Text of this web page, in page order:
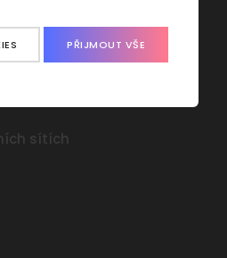
PŘIJMOUT VŠE
sítích